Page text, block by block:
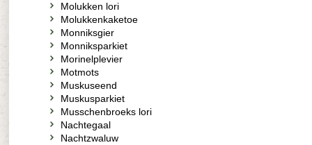
Molukken lori
Molukkenkaketoe
Monniksgier
Monniksparkiet
Morinelplevier
Motmots
Muskuseend
Muskusparkiet
Musschenbroeks lori
Nachtegaal
Nachtzwaluw